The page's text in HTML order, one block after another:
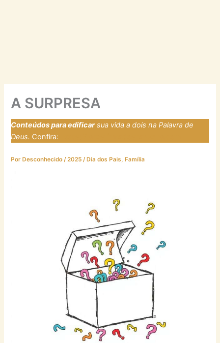
A SURPRESA
Conteúdos para edificarsua vida a dois na Palavra de
Deus. Confira:
Por Desconhecido/2025/ Dia dos Pais, Família